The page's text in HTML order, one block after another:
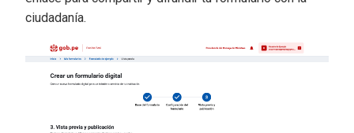
ciudadanía.